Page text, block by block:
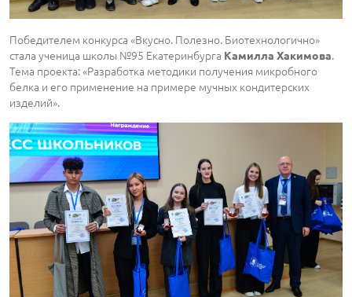
Победителем конкурса «Вкусно. Полезно. Биотехнологично»
стала ученица школы №95 Екатеринбурга Камилла Хакимова.
Тема проекта: «Разработка методики получения микробного
белка и его применение на примере мучных кондитерских
изделий».